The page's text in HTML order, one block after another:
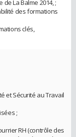
La Balme 2014, ;
des formations
clés,
et Sécurité au Travail
;
RH (contrôle des